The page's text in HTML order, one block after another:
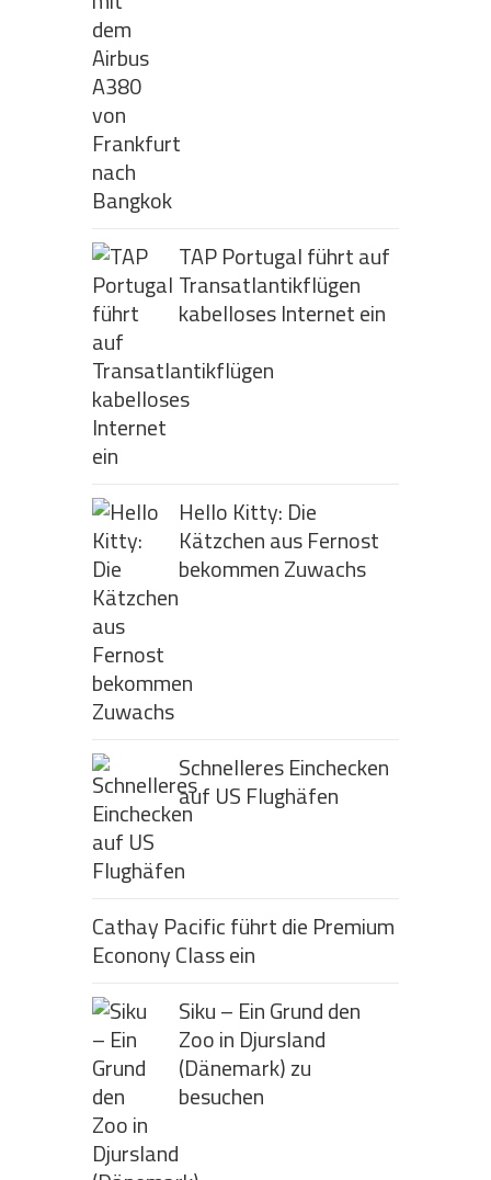
TAP Portugal führt auf
Transatlantikflügen
kabelloses Internet ein
Hello Kitty: Die
Kätzchen aus Fernost
bekommen Zuwachs
Schnelleres Einchecken
auf US Flughäfen
Cathay Pacific führt die Premium
Econony Class ein
Siku – Ein Grund den
Zoo in Djursland
(Dänemark) zu
besuchen